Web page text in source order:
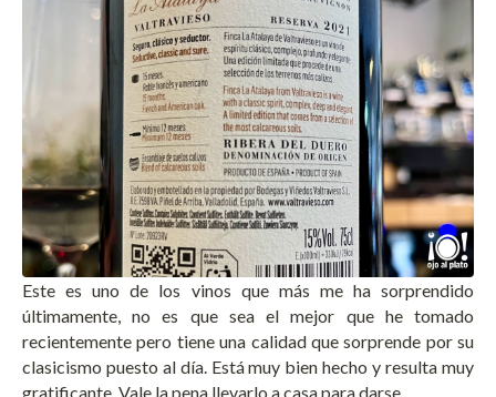
Este es uno de los vinos que más me ha sorprendido
últimamente, no es que sea el mejor que he tomado
recientemente pero tiene una calidad que sorprende por su
clasicismo puesto al día. Está muy bien hecho y resulta muy
gratificante. Vale la pena llevarlo a casa para darse …